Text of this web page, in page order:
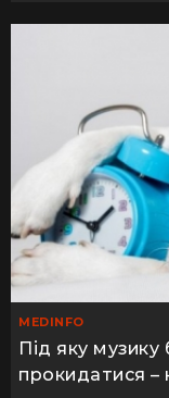
MEDINFO
Під яку
прокидатися –